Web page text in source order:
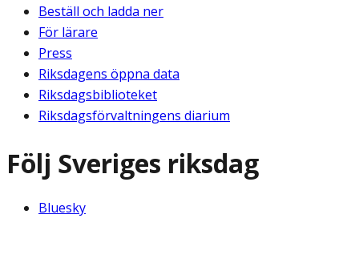
Beställ och ladda ner
För lärare
Press
Riksdagens öppna data
Riksdagsbiblioteket
Riksdagsförvaltningens diarium
Följ Sveriges riksdag
Bluesky